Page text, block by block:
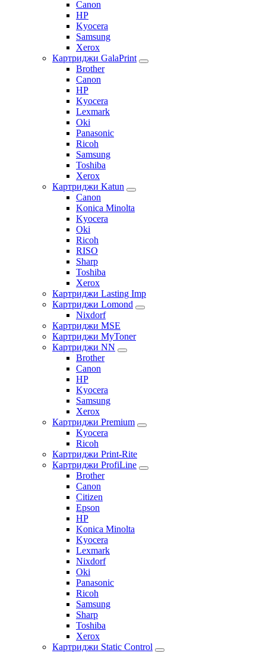
Canon
HP
Kyocera
Samsung
Xerox
Картриджи GalaPrint
Brother
Canon
HP
Kyocera
Lexmark
Oki
Panasonic
Ricoh
Samsung
Toshiba
Xerox
Картриджи Katun
Canon
Konica Minolta
Kyocera
Oki
Ricoh
RISO
Sharp
Toshiba
Xerox
Картриджи Lasting Imp
Картриджи Lomond
Nixdorf
Картриджи MSE
Картриджи MyToner
Картриджи NN
Brother
Canon
HP
Kyocera
Samsung
Xerox
Картриджи Premium
Kyocera
Ricoh
Картриджи Print-Rite
Картриджи ProfiLine
Brother
Canon
Citizen
Epson
HP
Konica Minolta
Kyocera
Lexmark
Nixdorf
Oki
Panasonic
Ricoh
Samsung
Sharp
Toshiba
Xerox
Картриджи Static Control